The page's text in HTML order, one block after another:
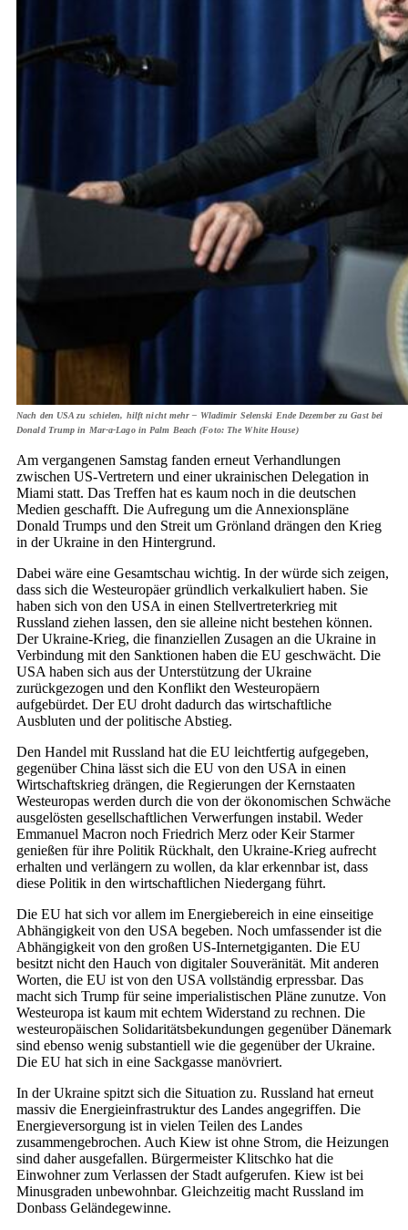
Nach den USA zu schielen, hilft nicht mehr – Wladimir Selenski Ende Dezember zu Gast bei
Donald Trump in Mar-a-Lago in Palm Beach (Foto: The White House)
Am vergangenen Samstag fanden erneut Verhandlungen
zwischen US-Vertretern und einer ukrainischen Delegation in
Miami statt. Das Treffen hat es kaum noch in die deutschen
Medien geschafft. Die Aufregung um die Annexionspläne
Donald Trumps und den Streit um Grönland drängen den Krieg
in der Ukraine in den Hintergrund.
Dabei wäre eine Gesamtschau wichtig. In der würde sich zeigen,
dass sich die Westeuropäer gründlich verkalkuliert haben. Sie
haben sich von den USA in einen Stellvertreterkrieg mit
Russland ziehen lassen, den sie alleine nicht bestehen können.
Der Ukraine-Krieg, die finanziellen Zusagen an die Ukraine in
Verbindung mit den Sanktionen haben die EU geschwächt. Die
USA haben sich aus der Unterstützung der Ukraine
zurückgezogen und den Konflikt den Westeuropäern
aufgebürdet. Der EU droht dadurch das wirtschaftliche
Ausbluten und der politische Abstieg.
Den Handel mit Russland hat die EU leichtfertig aufgegeben,
gegenüber China lässt sich die EU von den USA in einen
Wirtschaftskrieg drängen, die Regierungen der Kernstaaten
Westeuropas werden durch die von der ökonomischen Schwäche
ausgelösten gesellschaftlichen Verwerfungen instabil. Weder
Emmanuel Macron noch Friedrich Merz oder Keir Starmer
genießen für ihre Politik Rückhalt, den Ukraine-Krieg aufrecht
erhalten und verlängern zu wollen, da klar erkennbar ist, dass
diese Politik in den wirtschaftlichen Niedergang führt.
Die EU hat sich vor allem im Energiebereich in eine einseitige
Abhängigkeit von den USA begeben. Noch umfassender ist die
Abhängigkeit von den großen US-Internetgiganten. Die EU
besitzt nicht den Hauch von digitaler Souveränität. Mit anderen
Worten, die EU ist von den USA vollständig erpressbar. Das
macht sich Trump für seine imperialistischen Pläne zunutze. Von
Westeuropa ist kaum mit echtem Widerstand zu rechnen. Die
westeuropäischen Solidaritätsbekundungen gegenüber Dänemark
sind ebenso wenig substantiell wie die gegenüber der Ukraine.
Die EU hat sich in eine Sackgasse manövriert.
In der Ukraine spitzt sich die Situation zu. Russland hat erneut
massiv die Energieinfrastruktur des Landes angegriffen. Die
Energieversorgung ist in vielen Teilen des Landes
zusammengebrochen. Auch Kiew ist ohne Strom, die Heizungen
sind daher ausgefallen. Bürgermeister Klitschko hat die
Einwohner zum Verlassen der Stadt aufgerufen. Kiew ist bei
Minusgraden unbewohnbar. Gleichzeitig macht Russland im
Donbass Geländegewinne.